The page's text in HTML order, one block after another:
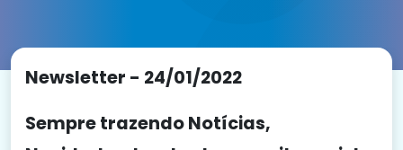
Newsletter - 24/01/2022
Sempre trazendo Notícias,